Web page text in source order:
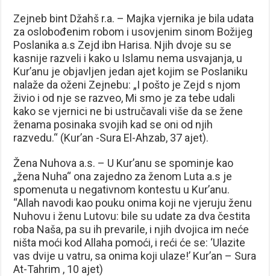
Zejneb bint Džahš r.a. – Majka vjernika je bila udata
za oslobođenim robom i usovjenim sinom Božijeg
Poslanika a.s Zejd ibn Harisa. Njih dvoje su se
kasnije razveli i kako u Islamu nema usvajanja, u
Kur’anu je objavljen jedan ajet kojim se Poslaniku
nalaže da oženi Zejnebu: „I pošto je Zejd s njom
živio i od nje se razveo, Mi smo je za tebe udali
kako se vjernici ne bi ustručavali više da se žene
ženama posinaka svojih kad se oni od njih
razvedu.“ (Kur’an -Sura El-Ahzab, 37 ajet).
Žena Nuhova a.s. – U Kur’anu se spominje kao
„žena Nuha“ ona zajedno za ženom Luta a.s je
spomenuta u negativnom kontestu u Kur’anu.
“Allah navodi kao pouku onima koji ne vjeruju ženu
Nuhovu i ženu Lutovu: bile su udate za dva čestita
roba Naša, pa su ih prevarile, i njih dvojica im neće
ništa moći kod Allaha pomoći, i reći će se: ‘Ulazite
vas dvije u vatru, sa onima koji ulaze!’ Kur’an – Sura
At-Tahrim , 10 ajet)